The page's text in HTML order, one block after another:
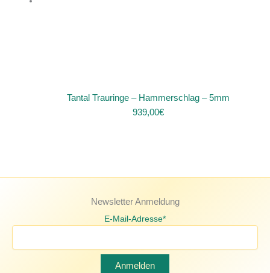
Tantal Trauringe – Hammerschlag – 5mm
939,00€
Newsletter Anmeldung
E-Mail-Adresse*